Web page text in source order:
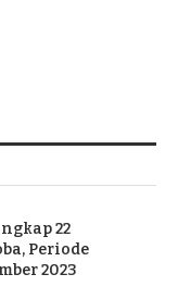
22
Periode
2023